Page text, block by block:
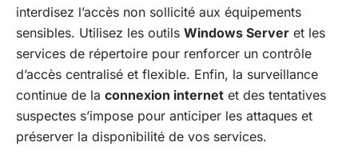
interdisez l’accès non sollicité aux équipements
sensibles. Utilisez les outils Windows Server et les
services de répertoire pour renforcer un contrôle
d’accès centralisé et flexible. Enfin, la surveillance
continue de la connexion internet et des tentatives
suspectes s’impose pour anticiper les attaques et
préserver la disponibilité de vos services.